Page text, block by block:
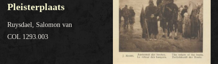
Pleisterplaats
Ruysdael, Salomon van
COL 1293.003